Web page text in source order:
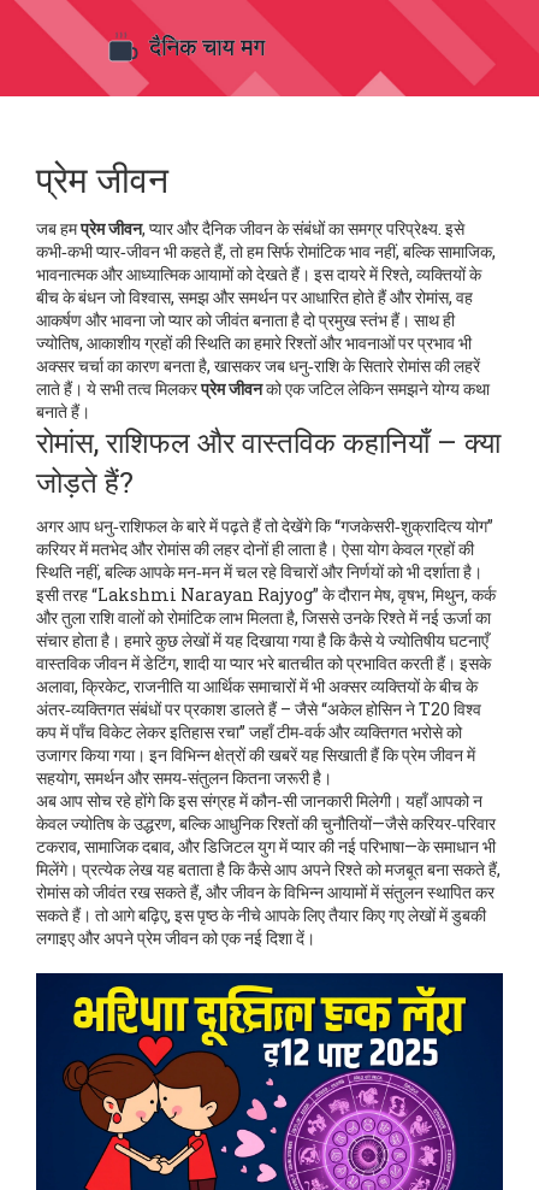
प्रेम जीवन
जब हमप्रेम जीवन, प्यार और दैनिक जीवन के संबंधों का समग्र परिप्रेक्ष्य. इसे
कभी‑कभीप्यार‑जीवनभी कहते हैं, तो हम सिर्फ रोमांटिक भाव नहीं, बल्कि सामाजिक,
भावनात्मक और आध्यात्मिक आयामों को देखते हैं। इस दायरे मेंरिश्ते, व्यक्तियों के
बीच के बंधन जो विश्वास, समझ और समर्थन पर आधारित होते हैंऔररोमांस, वह
आकर्षण और भावना जो प्यार को जीवंत बनाता हैदो प्रमुख स्तंभ हैं। साथ ही
ज्योतिष, आकाशीय ग्रहों की स्थिति का हमारे रिश्तों और भावनाओं पर प्रभावभी
अक्सर चर्चा का कारण बनता है, खासकर जब धनु‑राशि के सितारे रोमांस की लहरें
लाते हैं। ये सभी तत्व मिलकरप्रेम जीवनको एक जटिल लेकिन समझने योग्य कथा
बनाते हैं।
रोमांस, राशिफल और वास्तविक कहानियाँ – क्या
जोड़ते हैं?
अगर आप धनु‑राशिफल के बारे में पढ़ते हैं तो देखेंगे कि “गजकेसरी‑शुक्रादित्य योग”
करियर में मतभेद और रोमांस की लहर दोनों ही लाता है। ऐसा योग केवल ग्रहों की
स्थिति नहीं, बल्कि आपके मन‑मन में चल रहे विचारों और निर्णयों को भी दर्शाता है।
इसी तरह “Lakshmi Narayan Rajyog” के दौरान मेष, वृषभ, मिथुन, कर्क
और तुला राशि वालों को रोमांटिक लाभ मिलता है, जिससे उनके रिश्ते में नई ऊर्जा का
संचार होता है। हमारे कुछ लेखों में यह दिखाया गया है कि कैसे ये ज्योतिषीय घटनाएँ
वास्तविक जीवन में डेटिंग, शादी या प्यार भरे बातचीत को प्रभावित करती हैं। इसके
अलावा, क्रिकेट, राजनीति या आर्थिक समाचारों में भी अक्सर व्यक्तियों के बीच के
अंतर‑व्यक्तिगत संबंधों पर प्रकाश डालते हैं – जैसे “अकेल होसिन ने T20 विश्व
कप में पाँच विकेट लेकर इतिहास रचा” जहाँ टीम‑वर्क और व्यक्तिगत भरोसे को
उजागर किया गया। इन विभिन्न क्षेत्रों की खबरें यह सिखाती हैं कि प्रेम जीवन में
सहयोग, समर्थन और समय‑संतुलन कितना जरूरी है।
अब आप सोच रहे होंगे कि इस संग्रह में कौन‑सी जानकारी मिलेगी। यहाँ आपको न
केवल ज्योतिष के उद्धरण, बल्कि आधुनिक रिश्तों की चुनौतियों—जैसे करियर‑परिवार
टकराव, सामाजिक दबाव, और डिजिटल युग में प्यार की नई परिभाषा—के समाधान भी
मिलेंगे। प्रत्येक लेख यह बताता है कि कैसे आप अपने रिश्ते को मजबूत बना सकते हैं,
रोमांस को जीवंत रख सकते हैं, और जीवन के विभिन्न आयामों में संतुलन स्थापित कर
सकते हैं। तो आगे बढ़िए, इस पृष्ठ के नीचे आपके लिए तैयार किए गए लेखों में डुबकी
लगाइए और अपने प्रेम जीवन को एक नई दिशा दें।